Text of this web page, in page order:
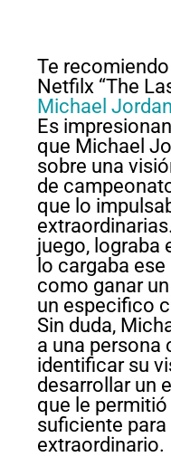
Te
Netfilx “The
Michael Jordan
Es
que Michael
sobre una
de
que lo
juego, lograba
lo cargaba
como ganar
un especifico
Sin duda,
a una persona
identificar su
desarrollar un
que le
suficiente
extraordinario.